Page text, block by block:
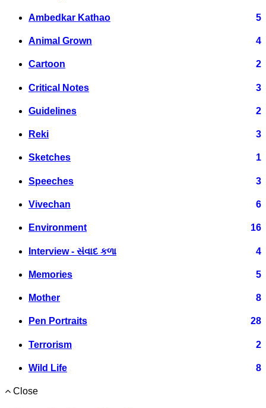
Ambedkar Kathao 5
Animal Grown 4
Cartoon 2
Critical Notes 3
Guidelines 2
Reki 3
Sketches 1
Speeches 3
Vivechan 6
Environment 16
Interview - સંવાદ કળા 4
Memories 5
Mother 8
Pen Portraits 28
Terrorism 2
Wild Life 8
Close